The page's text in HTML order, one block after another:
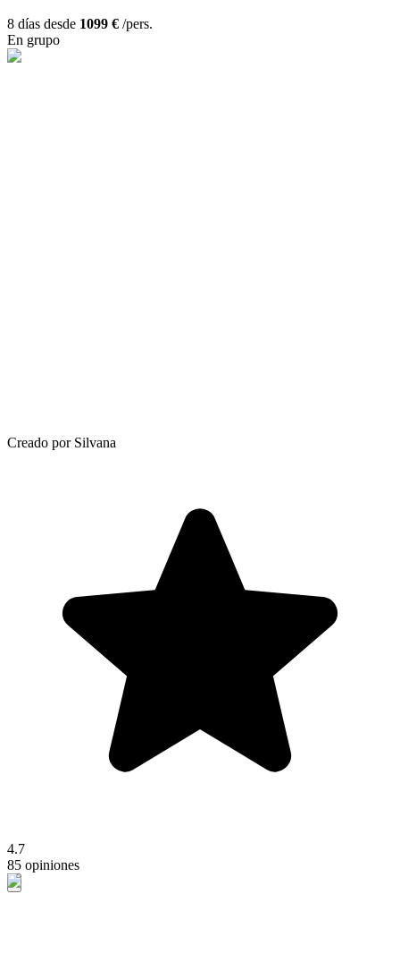
8 días desde 1099 € /pers.
En grupo
Creado por Silvana
4.7
85 opiniones